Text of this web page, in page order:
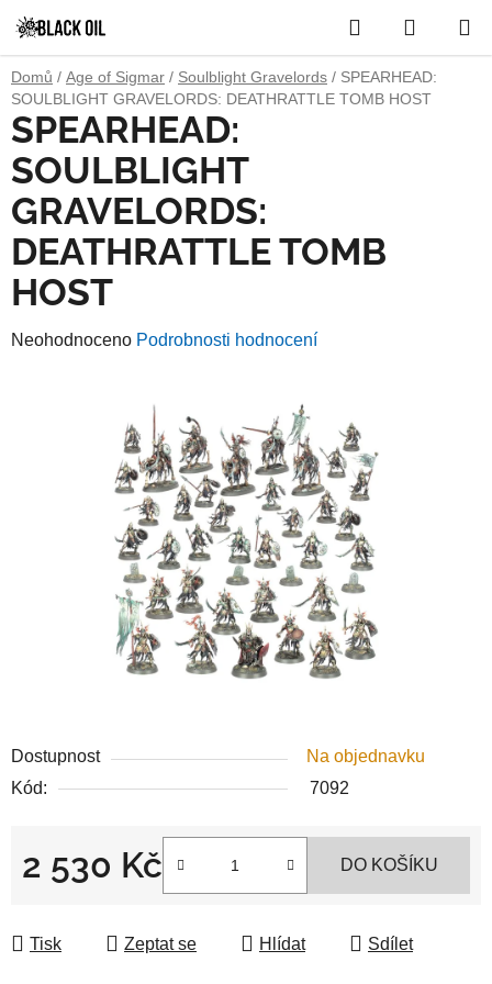
na
obsah
Hledat
KOŠÍK
Domů / Age of Sigmar / Soulblight Gravelords / SPEARHEAD:
SOULBLIGHT GRAVELORDS: DEATHRATTLE TOMB HOST
Dostupnost
Na objednavku
Kód:
7092
2 530 Kč DO KOŠÍKU
Tisk Zeptat se Hlídat Sdílet
SPEARHEAD:
SOULBLIGHT
GRAVELORDS:
DEATHRATTLE TOMB
HOST
Průměrné
Neohodnoceno Podrobnosti hodnocení